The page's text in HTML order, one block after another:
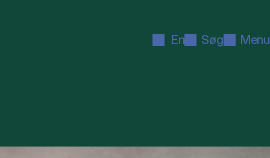
En Søg Menu